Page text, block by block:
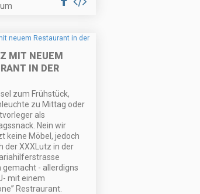
MIT NEUEM
IN DER
zum Frühstück,
zu Mittag oder
als
Nein wir
keine Möbel, jedoch
der XXXLutz in der
gemacht - allerdigns
mit einem
Restraurant.